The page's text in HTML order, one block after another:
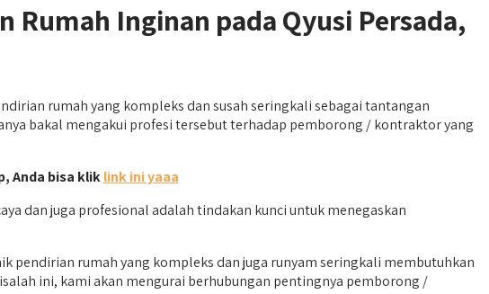
Inginan pada Qyusi Persada,
rumah yang kompleks dan susah seringkali sebagai tantangan
bakal mengakui profesi tersebut terhadap pemborong / kontraktor yang
Anda bisa kliklink ini yaaa
dan juga profesional adalah tindakan kunci untuk menegaskan
pendirian rumah yang kompleks dan juga runyam seringkali membutuhkan
ini, kami akan mengurai berhubungan pentingnya pemborong /